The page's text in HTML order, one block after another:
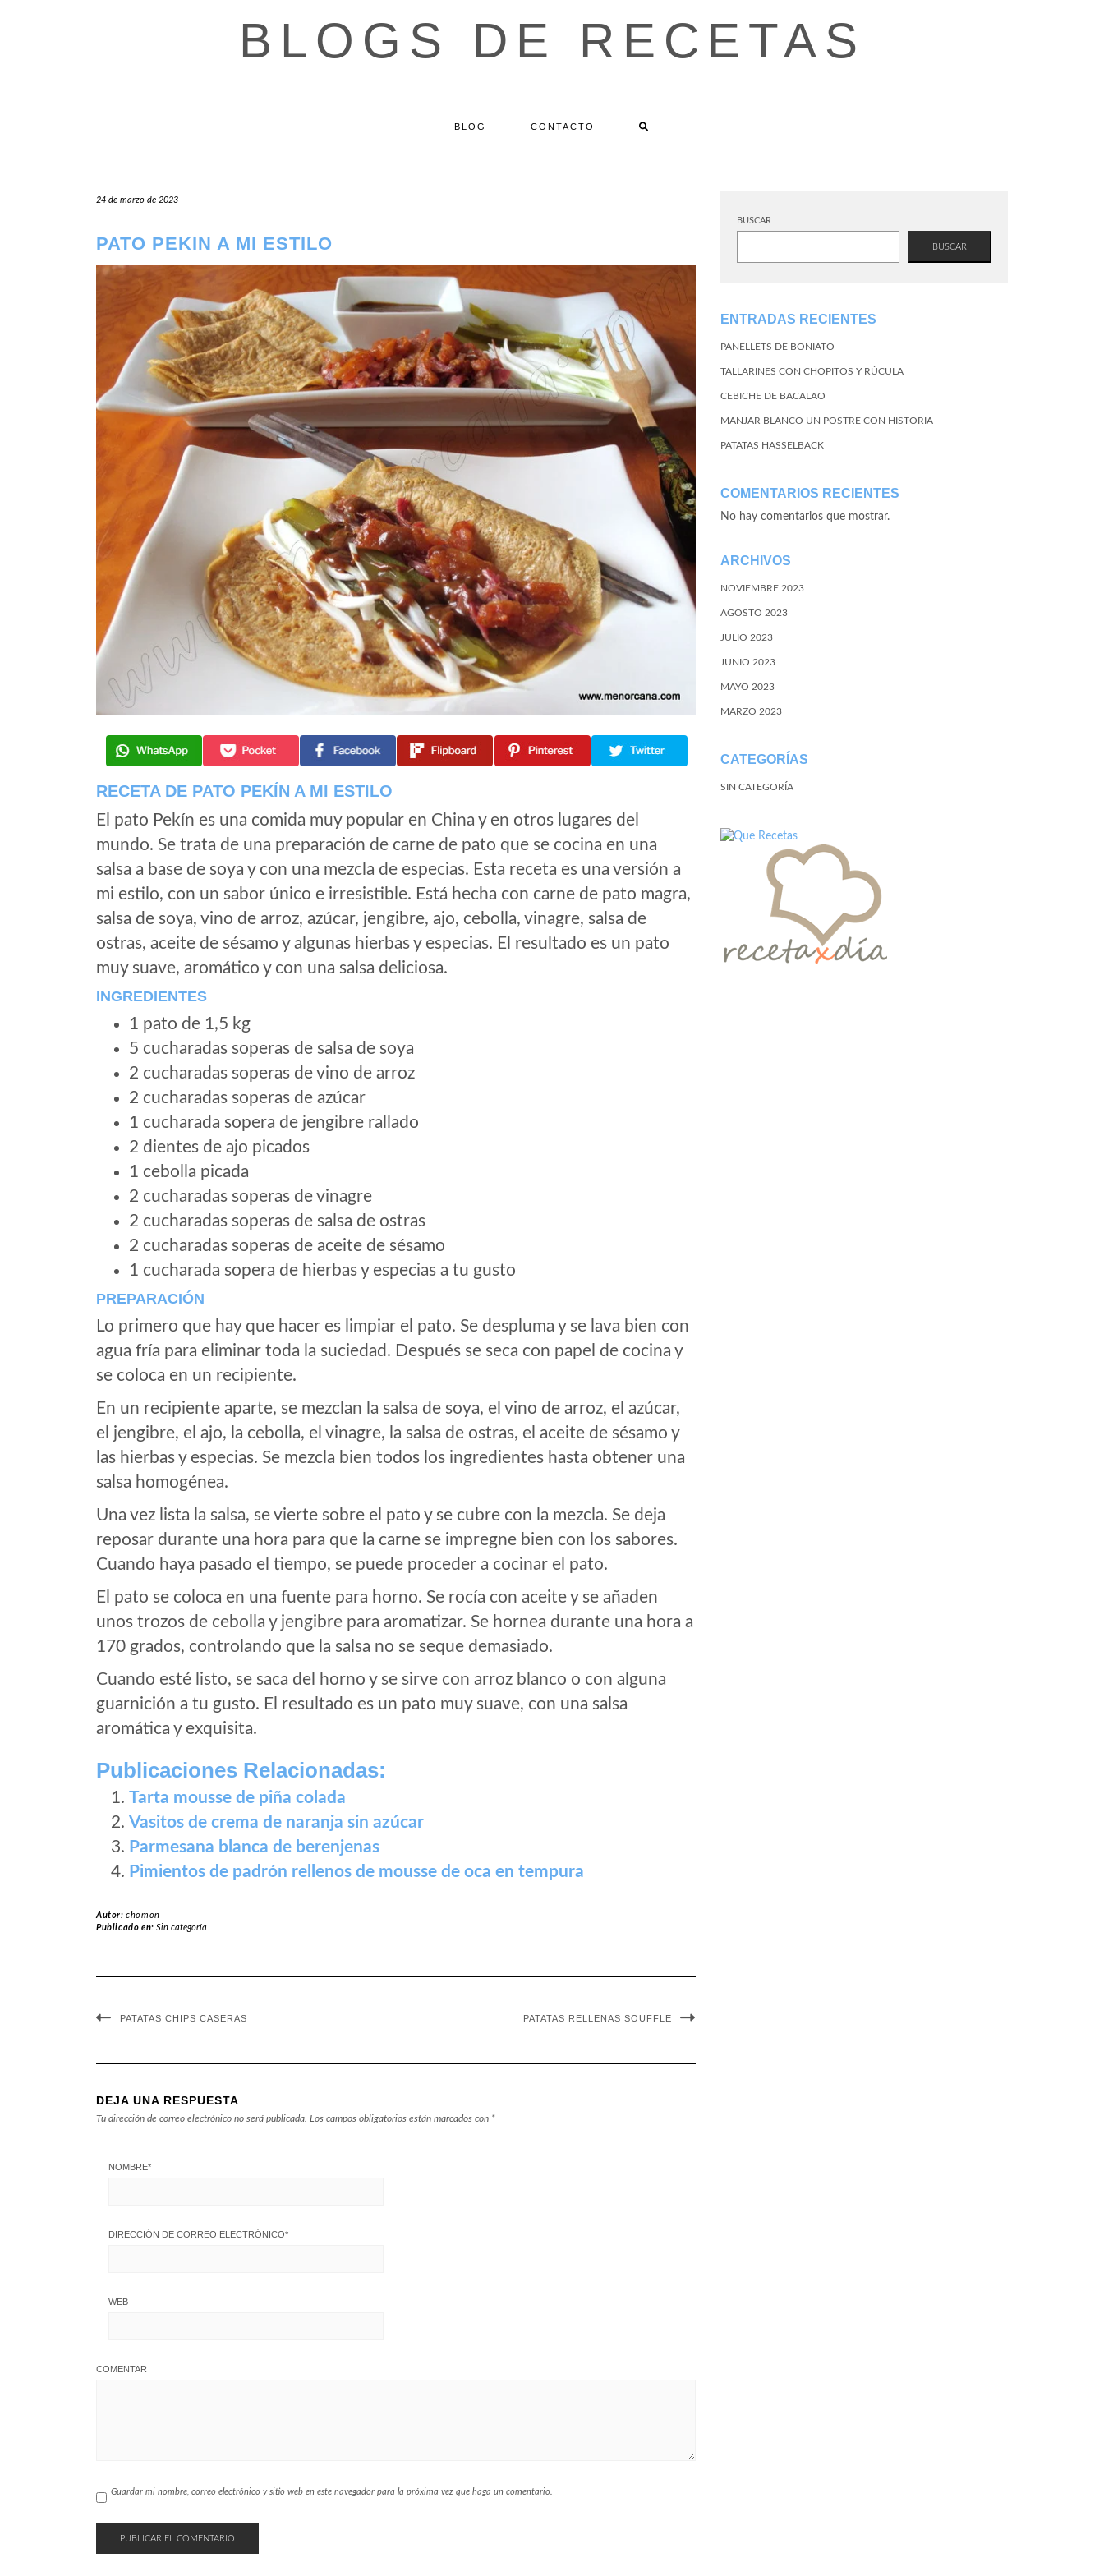
BLOGS DE RECETAS
BLOG CONTACTO
24 de marzo de 2023
PATO PEKIN A MI ESTILO
RECETA DE PATO PEKÍN A MI ESTILO
El pato Pekín es una comida muy popular en China y en otros lugares del
mundo. Se trata de una preparación de carne de pato que se cocina en una
salsa a base de soya y con una mezcla de especias. Esta receta es una versión a
mi estilo, con un sabor único e irresistible. Está hecha con carne de pato magra,
salsa de soya, vino de arroz, azúcar, jengibre, ajo, cebolla, vinagre, salsa de
ostras, aceite de sésamo y algunas hierbas y especias. El resultado es un pato
muy suave, aromático y con una salsa deliciosa.
INGREDIENTES
1 pato de 1,5 kg
5 cucharadas soperas de salsa de soya
2 cucharadas soperas de vino de arroz
2 cucharadas soperas de azúcar
1 cucharada sopera de jengibre rallado
2 dientes de ajo picados
1 cebolla picada
2 cucharadas soperas de vinagre
2 cucharadas soperas de salsa de ostras
2 cucharadas soperas de aceite de sésamo
1 cucharada sopera de hierbas y especias a tu gusto
PREPARACIÓN
Lo primero que hay que hacer es limpiar el pato. Se despluma y se lava bien con
agua fría para eliminar toda la suciedad. Después se seca con papel de cocina y
se coloca en un recipiente.
En un recipiente aparte, se mezclan la salsa de soya, el vino de arroz, el azúcar,
el jengibre, el ajo, la cebolla, el vinagre, la salsa de ostras, el aceite de sésamo y
las hierbas y especias. Se mezcla bien todos los ingredientes hasta obtener una
salsa homogénea.
Una vez lista la salsa, se vierte sobre el pato y se cubre con la mezcla. Se deja
reposar durante una hora para que la carne se impregne bien con los sabores.
Cuando haya pasado el tiempo, se puede proceder a cocinar el pato.
El pato se coloca en una fuente para horno. Se rocía con aceite y se añaden
unos trozos de cebolla y jengibre para aromatizar. Se hornea durante una hora a
170 grados, controlando que la salsa no se seque demasiado.
Cuando esté listo, se saca del horno y se sirve con arroz blanco o con alguna
guarnición a tu gusto. El resultado es un pato muy suave, con una salsa
aromática y exquisita.
Publicaciones Relacionadas:
Tarta mousse de piña colada
Vasitos de crema de naranja sin azúcar
Parmesana blanca de berenjenas
Pimientos de padrón rellenos de mousse de oca en tempura
Autor:chomon
Publicado en:Sin categoría
PATATAS CHIPS CASERAS PATATAS RELLENAS SOUFFLE
DEJA UNA RESPUESTA
Tu dirección de correo electrónico no será publicada. Los campos obligatorios están marcados con *
NOMBRE*
DIRECCIÓN DE CORREO ELECTRÓNICO*
WEB
COMENTAR
Guardar mi nombre, correo electrónico y sitio web en este navegador para la próxima vez que haga un comentario.
BUSCAR
BUSCAR
ENTRADAS RECIENTES
PANELLETS DE BONIATO
TALLARINES CON CHOPITOS Y RÚCULA
CEBICHE DE BACALAO
MANJAR BLANCO UN POSTRE CON HISTORIA
PATATAS HASSELBACK
COMENTARIOS RECIENTES
No hay comentarios que mostrar.
ARCHIVOS
NOVIEMBRE 2023
AGOSTO 2023
JULIO 2023
JUNIO 2023
MAYO 2023
MARZO 2023
CATEGORÍAS
SIN CATEGORÍA